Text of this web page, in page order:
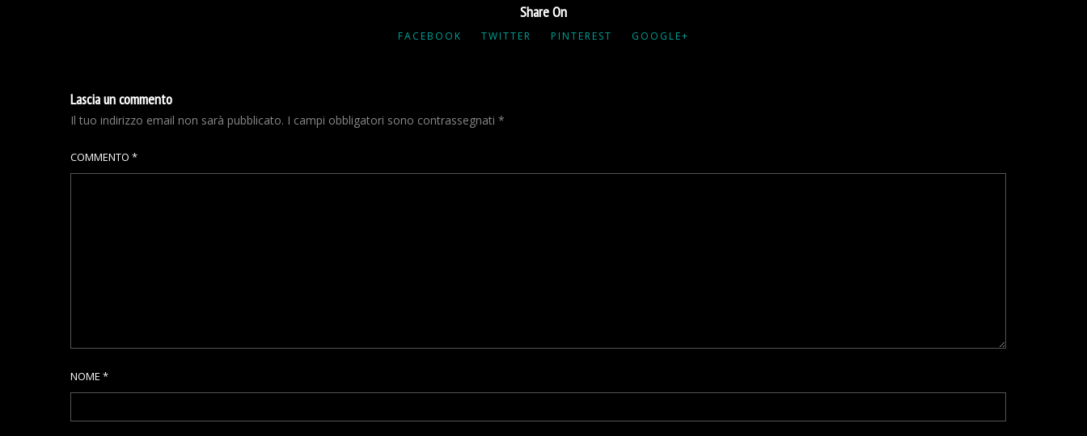
Share On
FACEBOOK TWITTER PINTEREST GOOGLE+
Lascia un commento
Il tuo indirizzo email non sarà pubblicato. I campi obbligatori sono contrassegnati *
COMMENTO *
NOME *